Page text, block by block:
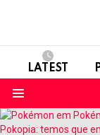
LATEST
LATEST
STORIES